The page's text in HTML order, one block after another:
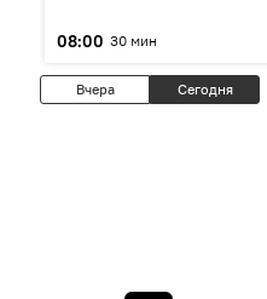
08:00 30 мин
Вчера Сегодня